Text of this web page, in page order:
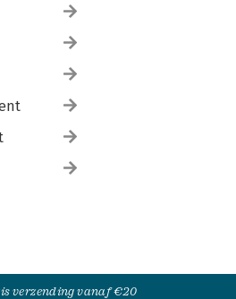
verzending vanaf €20